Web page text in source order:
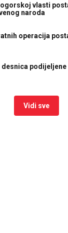
vlasti
naroda
operacija
podijeljene
Vidi sve